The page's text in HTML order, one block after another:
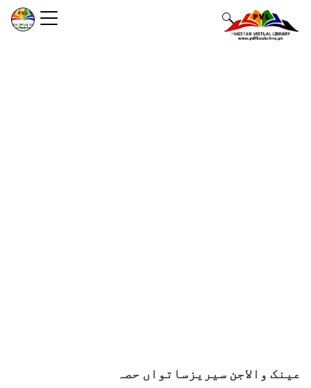
عینک والاجن سیریزساتواں حصہ